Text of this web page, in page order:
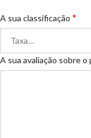
A sua classificação *
A sua avaliação sobre